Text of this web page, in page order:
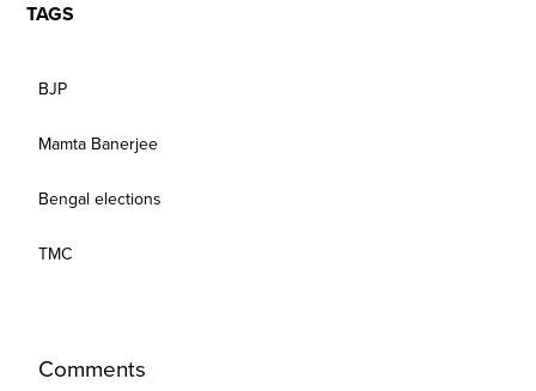
TAGS
BJP
Mamta Banerjee
Bengal elections
TMC
Comments